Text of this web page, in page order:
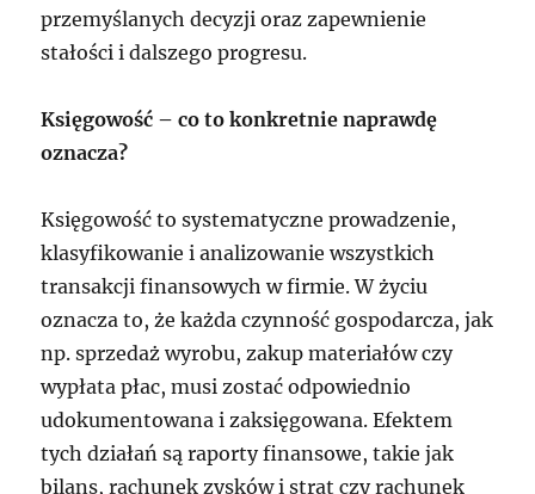
przemyślanych decyzji oraz zapewnienie
stałości i dalszego progresu.
Księgowość – co to konkretnie naprawdę
oznacza?
Księgowość to systematyczne prowadzenie,
klasyfikowanie i analizowanie wszystkich
transakcji finansowych w firmie. W życiu
oznacza to, że każda czynność gospodarcza, jak
np. sprzedaż wyrobu, zakup materiałów czy
wypłata płac, musi zostać odpowiednio
udokumentowana i zaksięgowana. Efektem
tych działań są raporty finansowe, takie jak
bilans, rachunek zysków i strat czy rachunek